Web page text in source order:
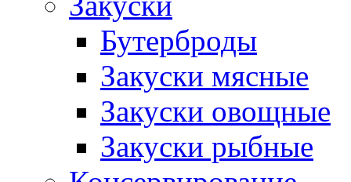
Бутерброды
Закуски мясные
Закуски овощные
Закуски рыбные